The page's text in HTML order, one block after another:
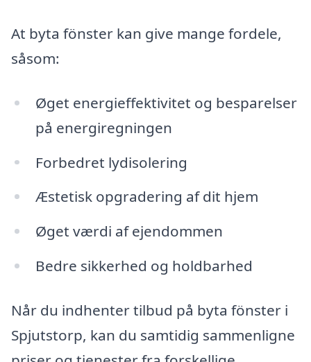
At byta fönster kan give mange fordele,
såsom:
Øget energieffektivitet og besparelser
på energiregningen
Forbedret lydisolering
Æstetisk opgradering af dit hjem
Øget værdi af ejendommen
Bedre sikkerhed og holdbarhed
Når du indhenter tilbud på byta fönster i
Spjutstorp, kan du samtidig sammenligne